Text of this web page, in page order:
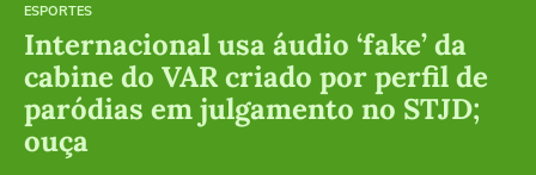
ESPORTES
Internacional usa áudio ‘fake’ da
cabine do VAR criado por perfil de
paródias em julgamento no STJD;
ouça